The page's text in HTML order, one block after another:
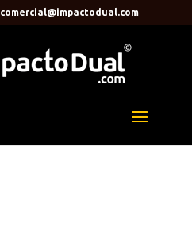
comercial@impactodual.com